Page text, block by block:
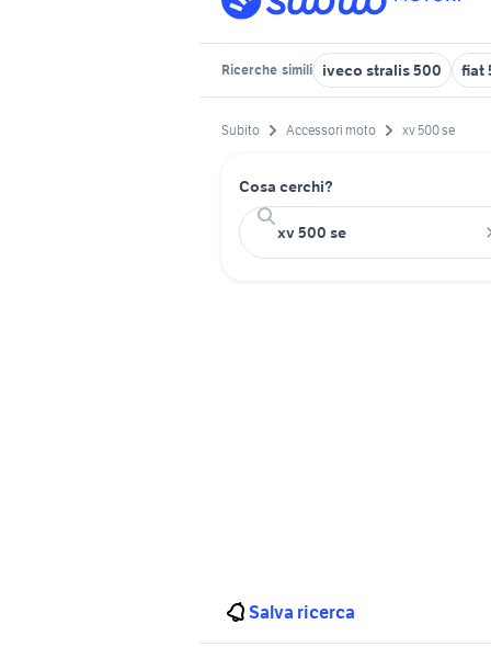
Ricerche simili iveco stralis 500 fiat
Subito Accessori moto xv 500 se
Cosa cerchi?
Salva ricerca